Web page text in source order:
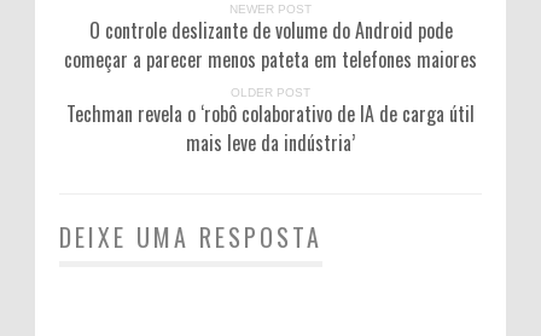
NEWER POST
O controle deslizante de volume do Android pode
começar a parecer menos pateta em telefones maiores
OLDER POST
Techman revela o ‘robô colaborativo de IA de carga útil
mais leve da indústria’
DEIXE UMA RESPOSTA